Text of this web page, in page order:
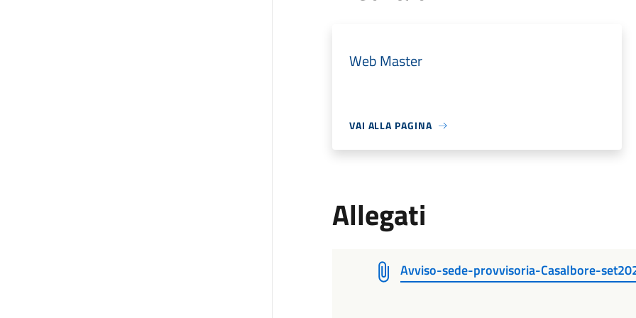
Web Master
VAI ALLA PAGINA
Allegati
Avviso-sede-provvisoria-Casalbore-